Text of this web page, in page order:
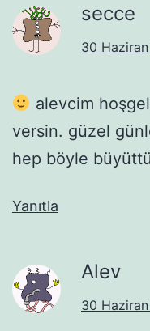
secce
30
alevcim
versin. güzel
hep böyle
Yanıtla
Alev
30